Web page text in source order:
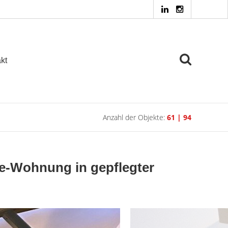
Anzahl der Objekte: 61 | 94
Wohnung in gepflegter